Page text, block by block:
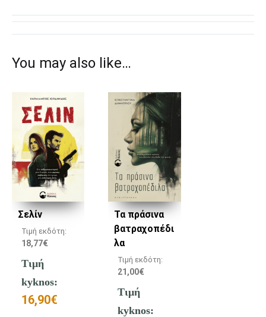
You may also like…
Σελίν
Τιμή εκδότη:
18,77€
Τιμή
kyknos:
16,90€
Τα πράσινα
βατραχοπέδι
λα
Τιμή εκδότη:
21,00€
Τιμή
kyknos: